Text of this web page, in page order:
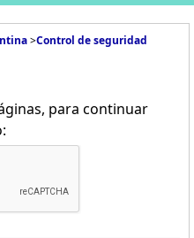
>Control de seguridad
para continuar